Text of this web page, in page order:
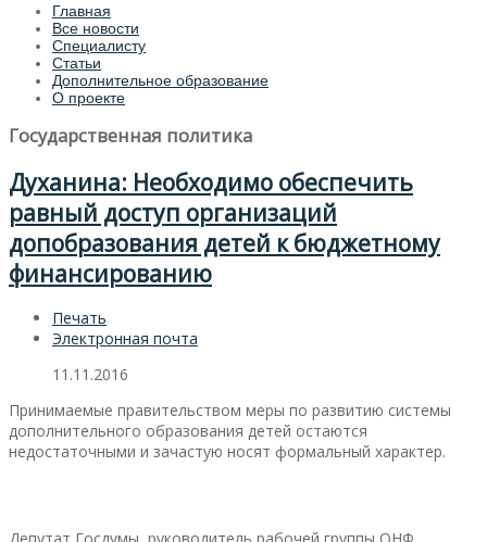
Главная
Все новости
Специалисту
Статьи
Дополнительное образование
О проекте
Государственная политика
Духанина: Необходимо обеспечить
равный доступ организаций
допобразования детей к бюджетному
финансированию
Печать
Электронная почта
11.11.2016
Принимаемые правительством меры по развитию системы
дополнительного образования детей остаются
недостаточными и зачастую носят формальный характер.